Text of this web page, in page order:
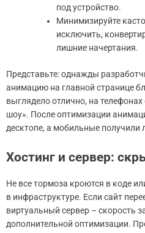
под устройство.
Минимизируйте
исключить,
лишние начертания.
Представьте: однажды
анимацию на главной странице
выглядело отлично, на
шоу». После оптимизации
десктопе, а мобильные получили
Хостинг и сервер:
Не все тормоза кроются в коде
в инфраструктуре. Если сайт
виртуальный сервер – скорость
дополнительной оптимизации.